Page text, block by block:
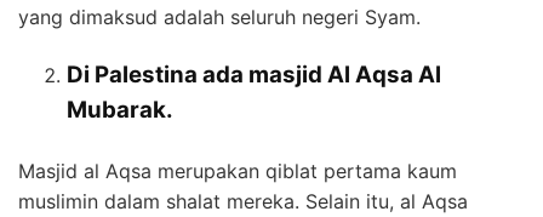
yang dimaksud adalah seluruh negeri Syam.
Di Palestina ada masjid Al Aqsa Al
Mubarak.
Masjid al Aqsa merupakan qiblat pertama kaum
muslimin dalam shalat mereka. Selain itu, al Aqsa